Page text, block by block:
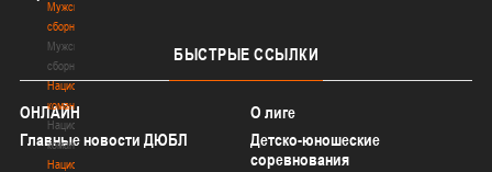
Мужские
сборные
Мужские
сборные
Национальная
команда
Национальная
команда
Национальная
БЫСТРЫЕ ССЫЛКИ
ОНЛАЙН
О лиге
Главные новости ДЮБЛ
Детско-юношеские
соревнования